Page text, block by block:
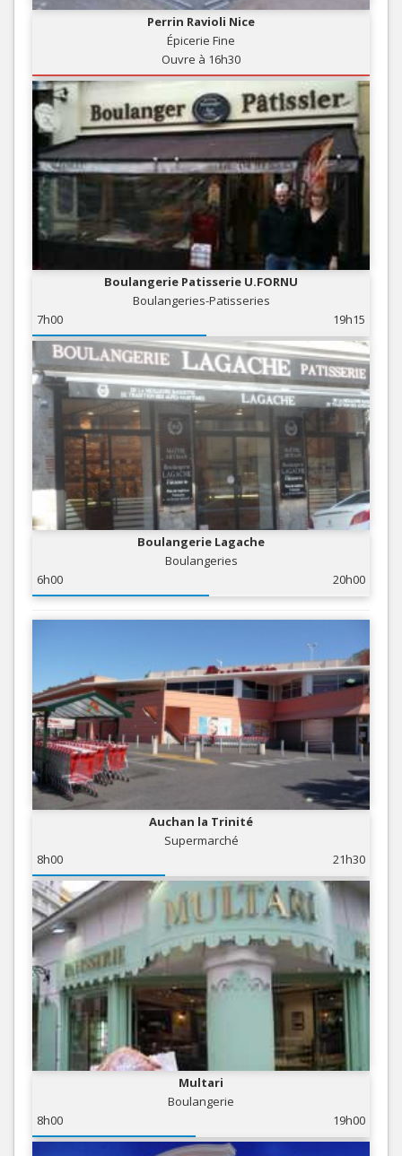
Perrin Ravioli Nice
Épicerie Fine
Ouvre à 16h30
Boulangerie Patisserie U.FORNU
Boulangeries-Patisseries
7h00
19h15
Boulangerie Lagache
Boulangeries
6h00
20h00
Auchan la Trinité
Supermarché
8h00
21h30
Multari
Boulangerie
8h00
19h00